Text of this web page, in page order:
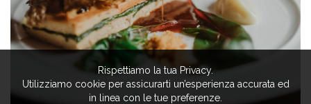
Rispettiamo la tua Privacy.
Utilizziamo cookie per assicurarti un’esperienza accurata ed
in linea con le tue preferenze.